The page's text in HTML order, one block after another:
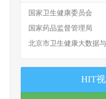
国家卫生健康委员会
国家药品监督管理局
北京市卫生健康大数据
HIT